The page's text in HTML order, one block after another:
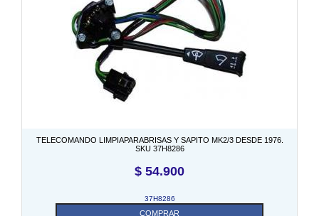
TELECOMANDO LIMPIAPARABRISAS Y SAPITO MK2/3 DESDE 1976.
SKU 37H8286
$ 54.900
37H8286
COMPRAR